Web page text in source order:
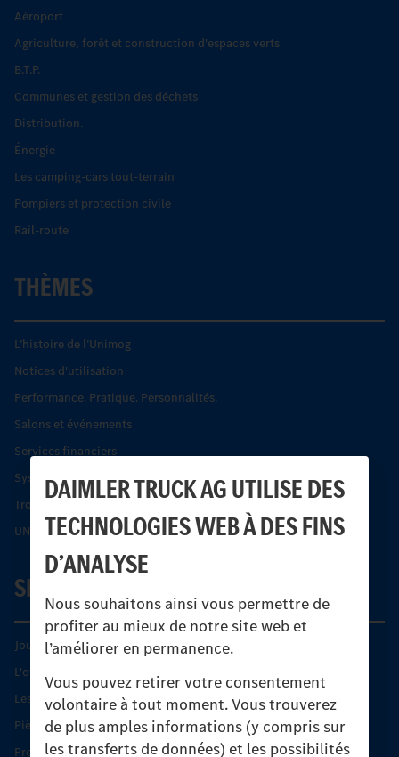
DAIMLER TRUCK AG UTILISE DES
TECHNOLOGIES WEB À DES FINS
D’ANALYSE
Nous souhaitons ainsi vous permettre de
profiter au mieux de notre site web et
l’améliorer en permanence.
Vous pouvez retirer votre consentement
volontaire à tout moment. Vous trouverez
de plus amples informations (y compris sur
les transferts de données) et les possibilités
Aéroport
Agriculture, forêt et construction d'espaces verts
B.T.P.
Communes et gestion des déchets
Distribution.
Énergie
Les camping-cars tout-terrain
Pompiers et protection civile
Rail-route
THÈMES
L’histoire de l’Unimog
Notices d'utilisation
Performance. Pratique. Personnalités.
Salons et événements
Services financiers
Systèmes de sécurité Econic
Trouver un partenaire
UNI-TOUCH®
SERVICE
Journées diagnostic Technique S.A.V Unimog
L'offre de services Unimog
Les produits phares
Pièces d’origine
Protection et maintien de la valeur